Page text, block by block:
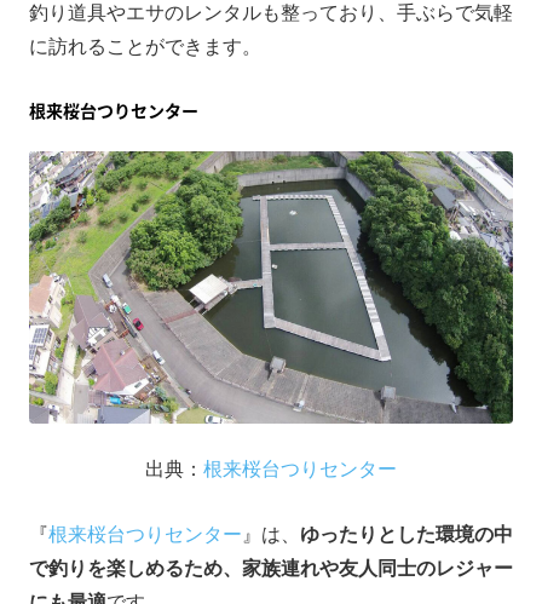
釣り道具やエサのレンタルも整っており、手ぶらで気軽
に訪れることができます。
根来桜台つりセンター
出典： 根来桜台つりセンター
『根来桜台つりセンター 』は、 ゆったりとした環境の中
で釣りを楽しめるため、家族連れや友人同士のレジャー